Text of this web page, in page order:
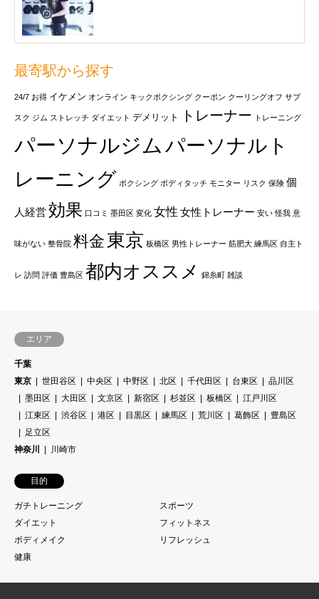
最寄駅から探す
24/7 お得 イケメン オンライン キックボクシング クーポン クーリングオフ サブ
スク ジム ストレッチ ダイエット デメリット トレーナー トレーニング
パーソナルジム パーソナルト
レーニング ボクシング ボディタッチ モニター リスク 保険 個
人経営効果 口コミ 墨田区 変化 女性 女性トレーナー 安い 怪我 意
味がない 整骨院 料金 東京 板橋区 男性トレーナー 筋肥大 練馬区 自主ト
レ 訪問 評価 豊島区 都内オススメ 錦糸町 雑談
エリア
千葉
東京
世田谷区 中央区 中野区 北区 千代田区 台東区
品川区
墨田区
大田区 文京区 新宿区 杉並区 板橋区
江戸川区
江東区
渋谷区 港区 目黒区 練馬区 荒川区 葛飾区
豊島区
足立区
神奈川
川崎市
目的
ガチトレーニング
スポーツ
ダイエット
フィットネス
ボディメイク
リフレッシュ
健康